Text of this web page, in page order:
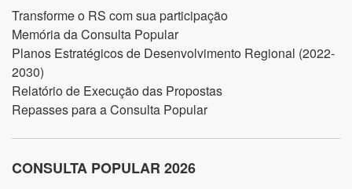
Transforme o RS com sua participação
Memória da Consulta Popular
Planos Estratégicos de Desenvolvimento Regional (2022-
2030)
Relatório de Execução das Propostas
Repasses para a Consulta Popular
CONSULTA POPULAR 2026